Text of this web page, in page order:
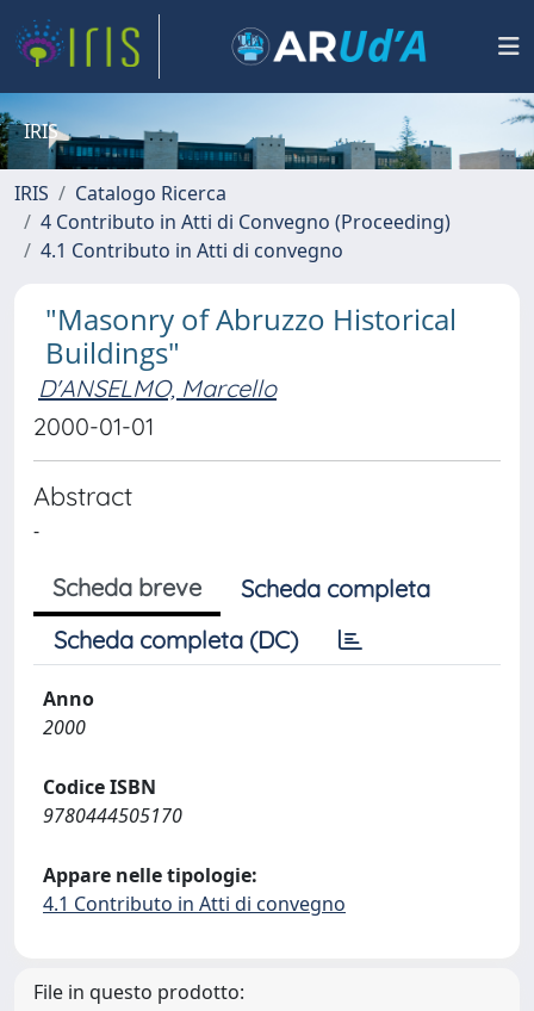
IRIS
IRIS
Catalogo Ricerca
4 Contributo in Atti di Convegno (Proceeding)
4.1 Contributo in Atti di convegno
"Masonry of Abruzzo Historical
Buildings"
D'ANSELMO, Marcello
2000-01-01
Abstract
-
Scheda breve
Scheda completa
Scheda completa (DC)
Anno
2000
Codice ISBN
9780444505170
Appare nelle tipologie:
4.1 Contributo in Atti di convegno
File in questo prodotto: